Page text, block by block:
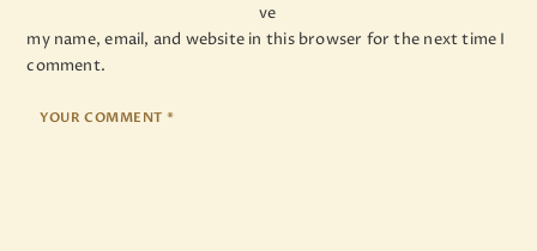
ve
my name, email, and website in this browser for the next time I
comment.